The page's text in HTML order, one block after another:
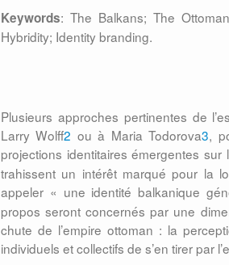
Keywords: The Balkans; The
Hybridity; Identity branding.
Plusieurs approches pertinentes de
Larry Wolff2 ou à Maria Todorova3,
projections identitaires émergentes sur
trahissent un intérêt marqué pour la
appeler « une identité balkanique
propos seront concernés par une
chute de l’empire ottoman : la
individuels et collectifs de s’en tirer par